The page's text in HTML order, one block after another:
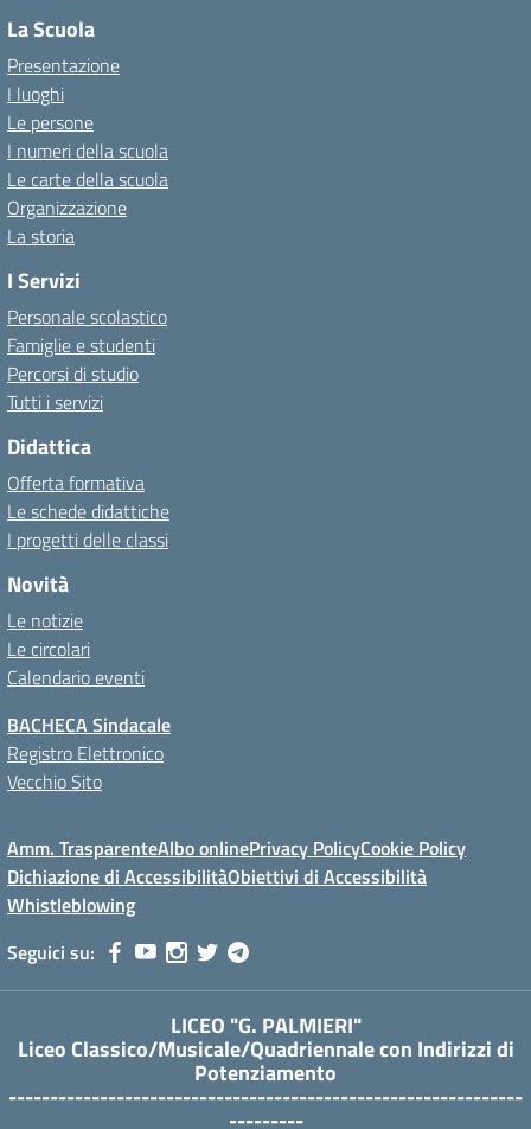
La Scuola
Presentazione
I luoghi
Le persone
I numeri della scuola
Le carte della scuola
Organizzazione
La storia
I Servizi
Personale scolastico
Famiglie e studenti
Percorsi di studio
Tutti i servizi
Didattica
Offerta formativa
Le schede didattiche
I progetti delle classi
Novità
Le notizie
Le circolari
Calendario eventi
BACHECA Sindacale
Registro Elettronico
Vecchio Sito
Amm. TrasparenteAlbo onlinePrivacy PolicyCookie Policy
Dichiazione di AccessibilitàObiettivi di Accessibilità
Whistleblowing
Seguici su:
LICEO "G. PALMIERI"
Liceo Classico/Musicale/Quadriennale con Indirizzi di
Potenziamento
--------------------------------------------------------------
---------